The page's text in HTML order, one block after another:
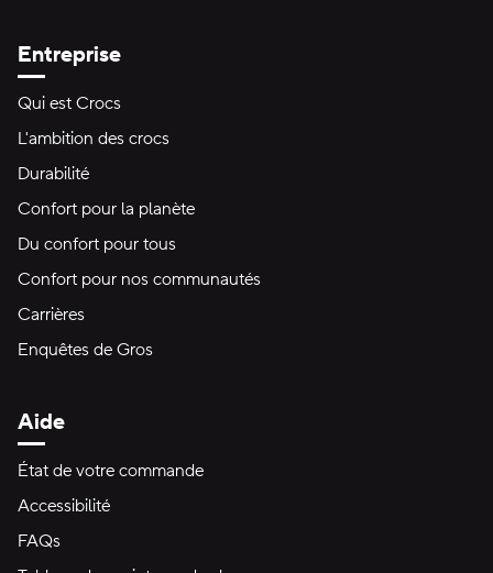
Entreprise
Qui est Crocs
L'ambition des crocs
Durabilité
Confort pour la planète
Du confort pour tous
Confort pour nos communautés
Carrières
Enquêtes de Gros
Aide
État de votre commande
Accessibilité
FAQs